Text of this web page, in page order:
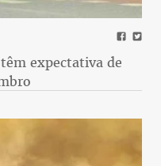
expectativa de